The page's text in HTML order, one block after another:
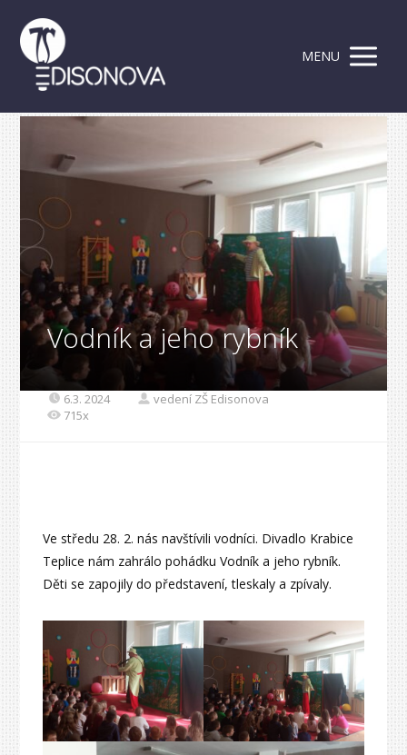
MENU
Vodník a jeho rybník
6.3. 2024
vedení ZŠ Edisonova
715x
Ve středu 28. 2. nás navštívili vodníci. Divadlo Krabice
Teplice nám zahrálo pohádku Vodník a jeho rybník.
Děti se zapojily do představení, tleskaly a zpívaly.